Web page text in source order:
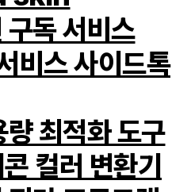
구독 서비스
비스 사이드톡
량 최적화 도구
컬러 변환기